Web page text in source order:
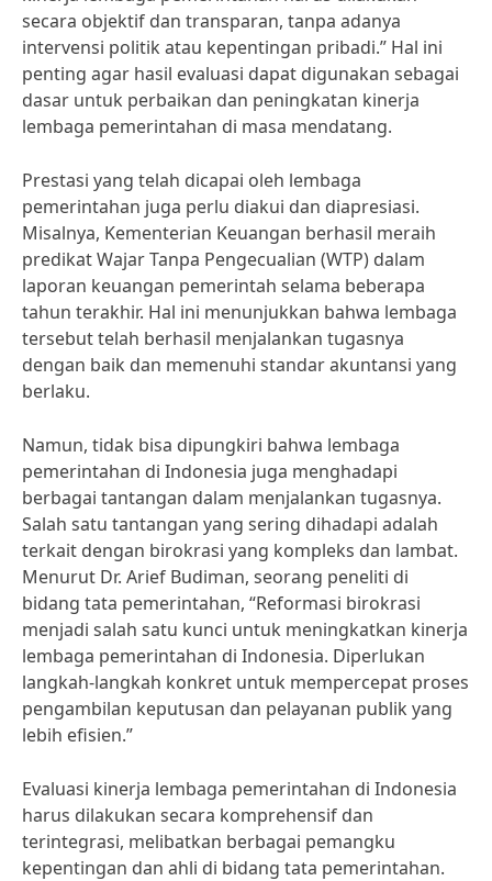
secara objektif dan transparan, tanpa adanya
intervensi politik atau kepentingan pribadi.” Hal ini
penting agar hasil evaluasi dapat digunakan sebagai
dasar untuk perbaikan dan peningkatan kinerja
lembaga pemerintahan di masa mendatang.
Prestasi yang telah dicapai oleh lembaga
pemerintahan juga perlu diakui dan diapresiasi.
Misalnya, Kementerian Keuangan berhasil meraih
predikat Wajar Tanpa Pengecualian (WTP) dalam
laporan keuangan pemerintah selama beberapa
tahun terakhir. Hal ini menunjukkan bahwa lembaga
tersebut telah berhasil menjalankan tugasnya
dengan baik dan memenuhi standar akuntansi yang
berlaku.
Namun, tidak bisa dipungkiri bahwa lembaga
pemerintahan di Indonesia juga menghadapi
berbagai tantangan dalam menjalankan tugasnya.
Salah satu tantangan yang sering dihadapi adalah
terkait dengan birokrasi yang kompleks dan lambat.
Menurut Dr. Arief Budiman, seorang peneliti di
bidang tata pemerintahan, “Reformasi birokrasi
menjadi salah satu kunci untuk meningkatkan kinerja
lembaga pemerintahan di Indonesia. Diperlukan
langkah-langkah konkret untuk mempercepat proses
pengambilan keputusan dan pelayanan publik yang
lebih efisien.”
Evaluasi kinerja lembaga pemerintahan di Indonesia
harus dilakukan secara komprehensif dan
terintegrasi, melibatkan berbagai pemangku
kepentingan dan ahli di bidang tata pemerintahan.